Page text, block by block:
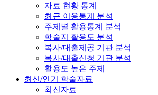
자료 현황 통계
최근 이용통계 분석
주제별 활용통계 분석
학술지 활용도 분석
복사/대출제공 기관 분석
복사/대출신청 기관 분석
활용도 높은 주제
최신/인기 학술자료
최신자료